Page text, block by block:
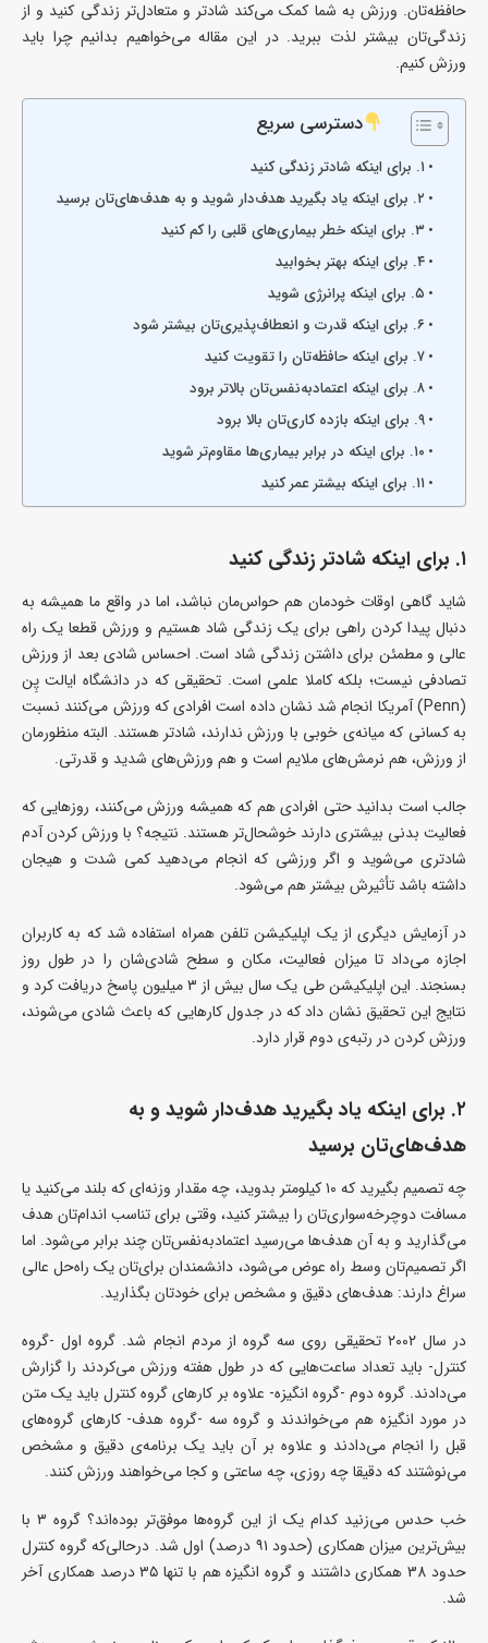
حافظه‌تان. ورزش به شما کمک می‌کند شادتر و متعادل‌تر زندگی کنید و از
زندگی‌تان بیشتر لذت ببرید. در این مقاله می‌خواهیم بدانیم چرا باید
ورزش کنیم.
دسترسی سریع
۱. برای اینکه شادتر زندگی کنید
۲. برای اینکه یاد بگیرید هدف‌دار شوید و به هدف‌های‌تان برسید
۳. برای اینکه خطر بیماری‌های قلبی را کم کنید
۴. برای اینکه بهتر بخوابید
۵. برای اینکه پرانرژی شوید
۶. برای اینکه قدرت و انعطاف‌پذیری‌تان بیشتر شود
۷. برای اینکه حافظه‌تان را تقویت کنید
۸. برای اینکه اعتماد‌به‌نفس‌تان بالاتر برود
۹. برای اینکه بازده‌ کاری‌تان بالا برود
۱۰. برای اینکه در برابر بیماری‌ها مقاوم‌تر شوید
۱۱. برای اینکه بیشتر عمر کنید
۱. برای اینکه شادتر زندگی کنید
شاید گاهی اوقات خودمان هم حواس‌مان نباشد، اما در واقع ما همیشه به
دنبال پیدا کردن راهی برای یک زندگی شاد هستیم و ورزش قطعا یک راه
عالی و مطمئن برای داشتن زندگی شاد است. احساس شادی بعد از ورزش
تصادفی نیست؛ بلکه کاملا علمی است. تحقیقی که در دانشگاه ایالت پِن
(Penn) آمریکا انجام شد نشان داده است افرادی که ورزش می‌کنند نسبت
به کسانی که میانه‌ی خوبی با ورزش ندارند، شادتر هستند. البته منظورمان
از ورزش، هم نرمش‌های ملایم است و هم ورزش‌های شدید و قدرتی.
جالب است بدانید حتی افرادی هم که همیشه ورزش می‌کنند، روزهایی که
فعالیت بدنی بیشتری دارند خوشحال‌تر هستند. نتیجه؟ با ورزش کردن آدم
شادتری می‌شوید و اگر ورزشی که انجام می‌دهید کمی شدت و هیجان
داشته باشد تأثیرش بیشتر هم می‌شود.
در آزمایش دیگری از یک اپلیکیشن تلفن همراه استفاده شد که به کاربران
اجازه می‌داد تا میزان فعالیت، مکان و سطح شادی‌شان را در طول روز
بسنجند. این اپلیکیشن طی یک سال بیش از ۳ میلیون پاسخ دریافت کرد و
نتایج این تحقیق نشان داد که در جدول کارهایی که باعث شادی می‌شوند،
ورزش کردن در رتبه‌ی دوم قرار دارد.
۲. برای اینکه یاد بگیرید هدف‌دار شوید و به
هدف‌های‌تان برسید
چه تصمیم بگیرید که ۱۰ کیلومتر بدوید، چه مقدار وزنه‌ای که بلند می‌کنید یا
مسافت دوچرخه‌سواری‌تان را بیشتر کنید، وقتی برای تناسب اندام‌تان هدف
می‌گذارید و به آن هدف‌ها می‌رسید اعتماد‌به‌نفس‌تان چند برابر می‌شود. اما
اگر تصمیم‌تان وسط راه عوض می‌شود، دانشمندان برای‌تان یک راه‌حل عالی
سراغ دارند: هدف‌های دقیق و مشخص برای خودتان بگذارید.
در سال ۲۰۰۲ تحقیقی روی سه گروه از مردم انجام شد. گروه اول -گروه
کنترل- باید تعداد ساعت‌هایی که در طول هفته ورزش می‌کردند را گزارش
می‌دادند. گروه دوم -گروه انگیزه- علاوه بر کارهای گروه کنترل باید یک متن
در مورد انگیزه هم می‌خواندند و گروه سه -گروه هدف- کارهای گروه‌های
قبل را انجام می‌دادند و علاوه بر آن باید یک برنامه‌ی دقیق و مشخص
می‌نوشتند که دقیقا چه روزی، چه ساعتی و کجا می‌خواهند ورزش کنند.
خب حدس می‌زنید کدام یک از این گروه‌ها موفق‌تر بوده‌اند؟ گروه ۳ با
بیش‌ترین میزان همکاری (حدود ۹۱ درصد) اول شد. درحالی‌که گروه کنترل
حدود 38 همکاری داشتند و گروه انگیزه هم با تنها ۳۵ درصد همکاری آخر
شد.